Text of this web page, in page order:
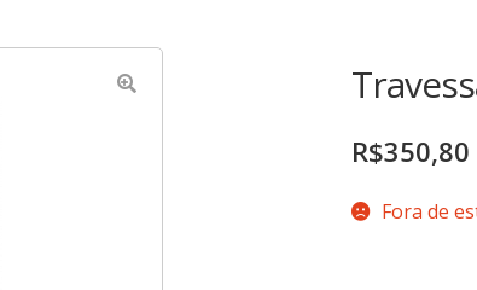
R$350,80
Fora de